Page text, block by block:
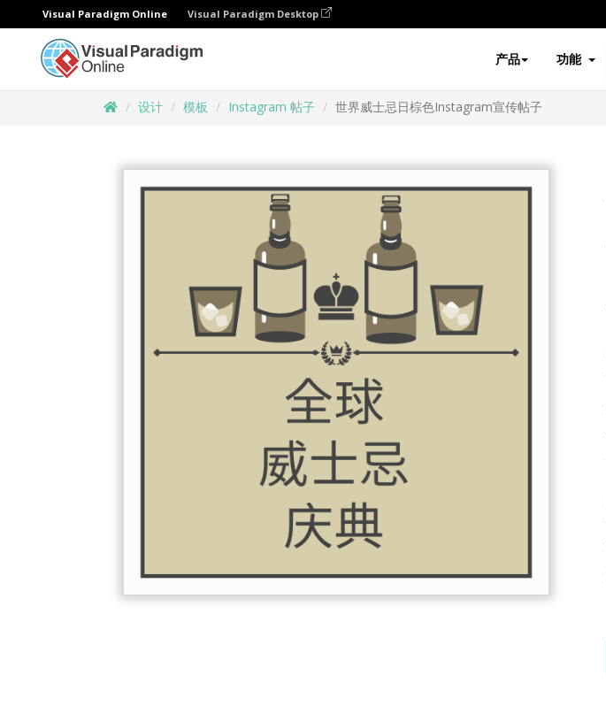
Visual Paradigm Online Visual Paradigm Desktop
产品 功能
设计 模板 Instagram 帖子 世界威士忌日棕色Instagram宣传帖子